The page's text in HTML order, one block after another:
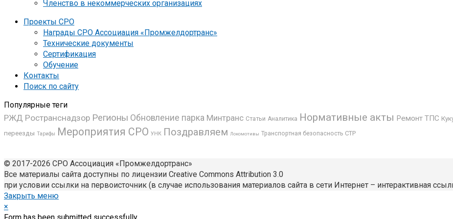
Членство в некоммерческих организациях
Проекты СРО
Награды СРО Ассоциация «Промжелдортранс»
Технические документы
Сертификация
Обучение
Контакты
Поиск по сайту
Популярные теги
РЖД Ространснадзор Регионы Обновление парка Минтранс Статьи Аналитика Нормативные акты Ремонт ТПС
переезды Тарифы Мероприятия СРО УНК Поздравляем Локомотивы Транспортная безопасность СТР
© 2017-2026 СРО Ассоциация «Промжелдортранс»
Все материалы сайта доступны по лицензии Creative Commons Attribution 3.0
при условии ссылки на первоисточник (в случае использования материалов сайта в сети Интернет – интерактивная
Закрыть меню
×